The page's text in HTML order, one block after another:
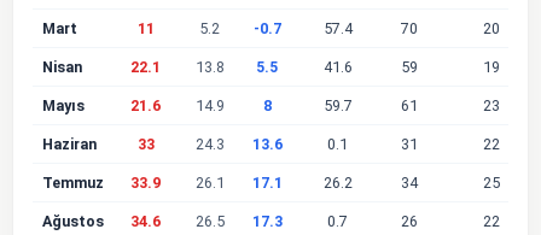
Mart 11 5.2 -0.7 57.4 70 20
Nisan 22.1 13.8 5.5 41.6 59 19
Mayıs 21.6 14.9 8 59.7 61 23
Haziran 33 24.3 13.6 0.1 31 22
Temmuz 33.9 26.1 17.1 26.2 34 25
Ağustos 34.6 26.5 17.3 0.7 26 22